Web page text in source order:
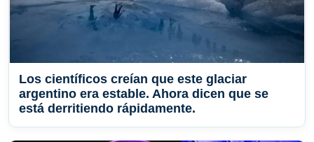
Los científicos creían que este glaciar
argentino era estable. Ahora dicen que se
está derritiendo rápidamente.